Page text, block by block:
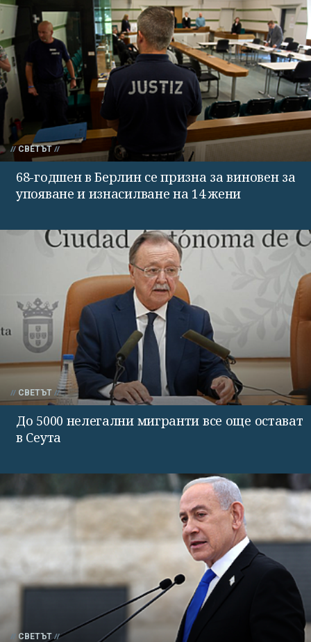
СВЕТЪТ
68-годшен в Берлин се призна за виновен за
упояване и изнасилване на 14 жени
СВЕТЪТ
До 5000 нелегални мигранти все още остават
в Сеута
СВЕТЪТ